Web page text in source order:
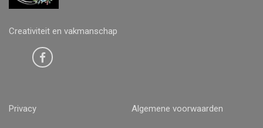
Creativiteit en vakmanschap
Privacy Algemene voorwaarden